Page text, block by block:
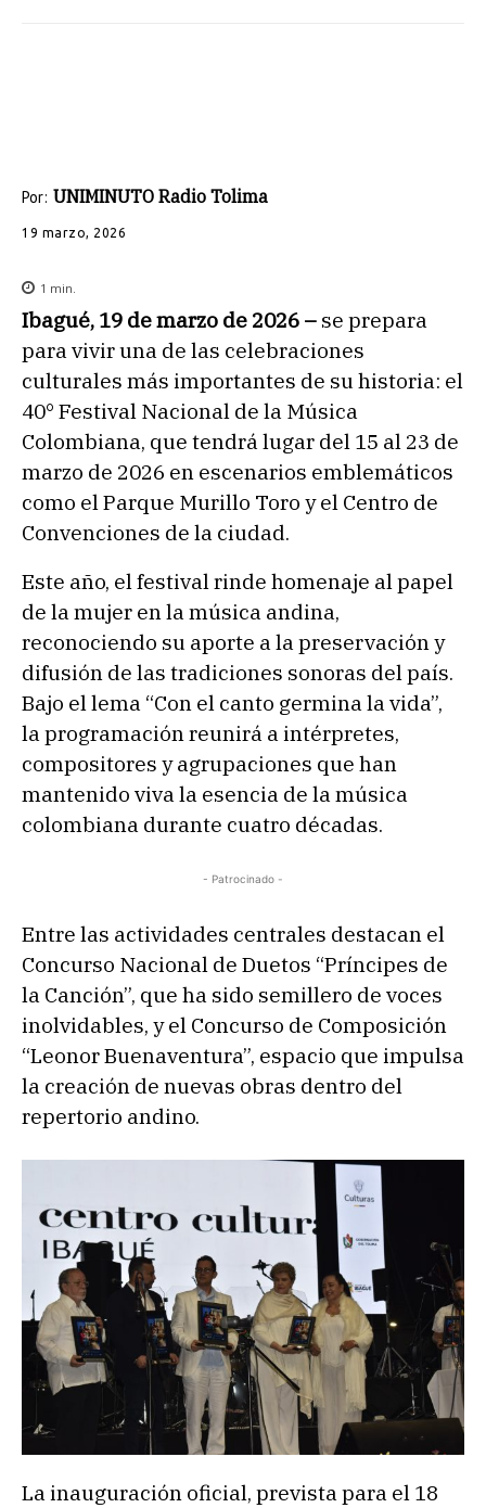
Por: UNIMINUTO Radio Tolima
19 marzo, 2026
1 min.
Ibagué, 19 de marzo de 2026 – se prepara
para vivir una de las celebraciones
culturales más importantes de su historia: el
40° Festival Nacional de la Música
Colombiana, que tendrá lugar del 15 al 23 de
marzo de 2026 en escenarios emblemáticos
como el Parque Murillo Toro y el Centro de
Convenciones de la ciudad.
Este año, el festival rinde homenaje al papel
de la mujer en la música andina,
reconociendo su aporte a la preservación y
difusión de las tradiciones sonoras del país.
Bajo el lema “Con el canto germina la vida”,
la programación reunirá a intérpretes,
compositores y agrupaciones que han
mantenido viva la esencia de la música
colombiana durante cuatro décadas.
- Patrocinado -
Entre las actividades centrales destacan el
Concurso Nacional de Duetos “Príncipes de
la Canción”, que ha sido semillero de voces
inolvidables, y el Concurso de Composición
“Leonor Buenaventura”, espacio que impulsa
la creación de nuevas obras dentro del
repertorio andino.
La inauguración oficial, prevista para el 18